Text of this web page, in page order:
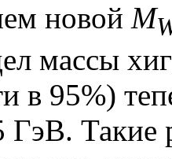
новой M
массы
в 95%)
ГэВ. Такие